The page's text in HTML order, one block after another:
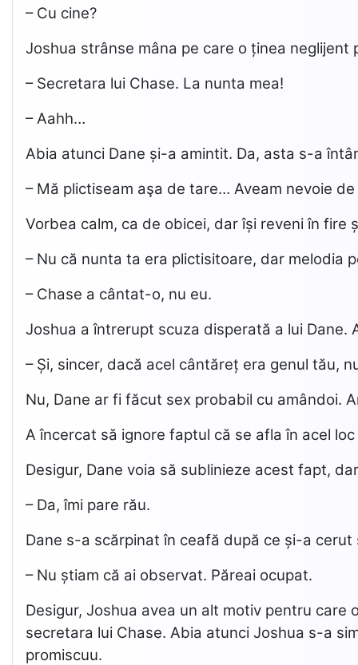
– Cu cine?
Joshua strânse mâna pe care o ținea
– Secretara lui Chase. La nunta mea!
– Aahh…
Abia atunci Dane și-a amintit. Da, asta s-a
– Mă plictiseam aşa de tare… Aveam nevoie
Vorbea calm, ca de obicei, dar își reveni în fire
– Nu că nunta ta era plictisitoare, dar melodia
– Chase a cântat-o, nu eu.
Joshua a întrerupt scuza disperată a lui Dane.
– Și, sincer, dacă acel cântăreț era genul tău,
Nu, Dane ar fi făcut sex probabil cu amândoi.
A încercat să ignore faptul că se afla în acel
Desigur, Dane voia să sublinieze acest fapt,
– Da, îmi pare rău.
Dane s-a scărpinat în ceafă după ce și-a cerut
– Nu știam că ai observat. Păreai ocupat.
Desigur, Joshua avea un alt motiv pentru
secretara lui Chase. Abia atunci Joshua s-a
promiscuu.